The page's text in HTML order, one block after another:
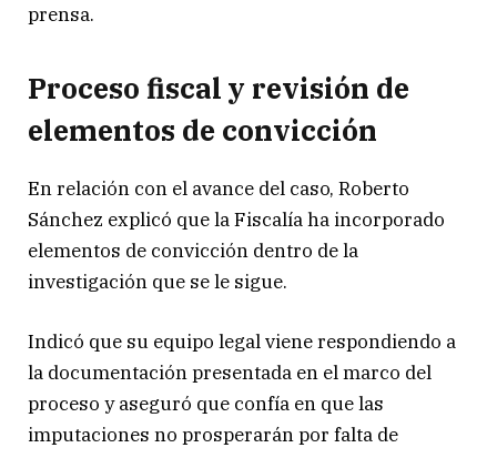
prensa.
Proceso fiscal y revisión de
elementos de convicción
En relación con el avance del caso, Roberto
Sánchez explicó que la Fiscalía ha incorporado
elementos de convicción dentro de la
investigación que se le sigue.
Indicó que su equipo legal viene respondiendo a
la documentación presentada en el marco del
proceso y aseguró que confía en que las
imputaciones no prosperarán por falta de